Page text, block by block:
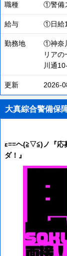
職種 ①警備
給与 ①日給
勤務地
①神奈
リア
川通
更新 2026-
大真綜合警備保
ε≡≡ヘ(≧▽≦)ノ『応
ダ！』